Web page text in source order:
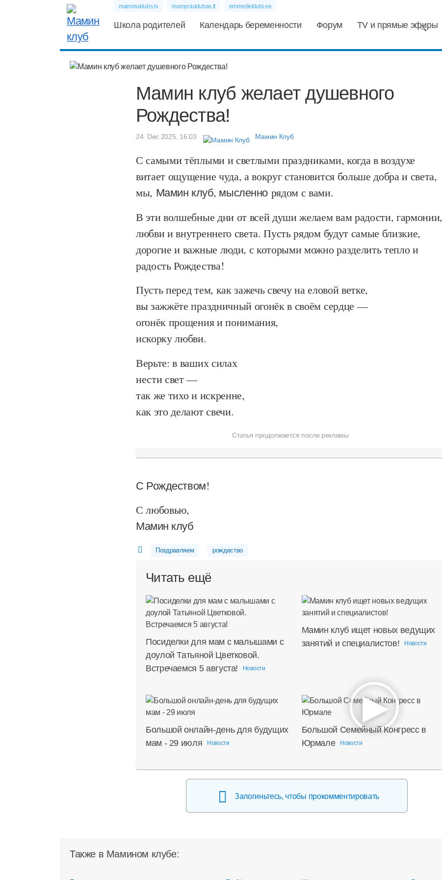
maminuklubs.lv mamyciuklubas.lt emmedeklubi.ee
Школа родителей Календарь беременности Форум TV и прямые эфиры
Мамин клуб желает душевного
Рождества!
24. Dec 2025, 16:03 Мамин Клуб
С самыми тёплыми и светлыми праздниками, когда в воздухе
витает ощущение чуда, а вокруг становится больше добра и света,
мы, Мамин клуб, мысленнорядом с вами.
В эти волшебные дни от всей души желаем вам радости, гармонии,
любви и внутреннего света. Пусть рядом будут самые близкие,
дорогие и важные люди, с которыми можно разделить тепло и
радость Рождества!
Пусть перед тем, как зажечь свечу на еловой ветке,
вы зажжёте праздничный огонёк в своём сердце —
огонёк прощения и понимания,
искорку любви.
Верьте: в ваших силах
нести свет —
так же тихо и искренне,
как это делают свечи.
Статья продолжается после рекламы
С Рождеством!
С любовью,
Мамин клуб
Поздравляем рождество
Читать ещё
Посиделки для мам с малышами с
доулой Татьяной Цветковой.
Встречаемся 5 августа!
Новости
Мамин клуб ищет новых ведущих
занятий и специалистов!
Новости
Большой онлайн-день для будущих
мам - 29 июля
Новости
Большой Семейный Конгресс в
Юрмале
Новости
Залогиньтесь, чтобы прокомментировать
Также в Мамином клубе: